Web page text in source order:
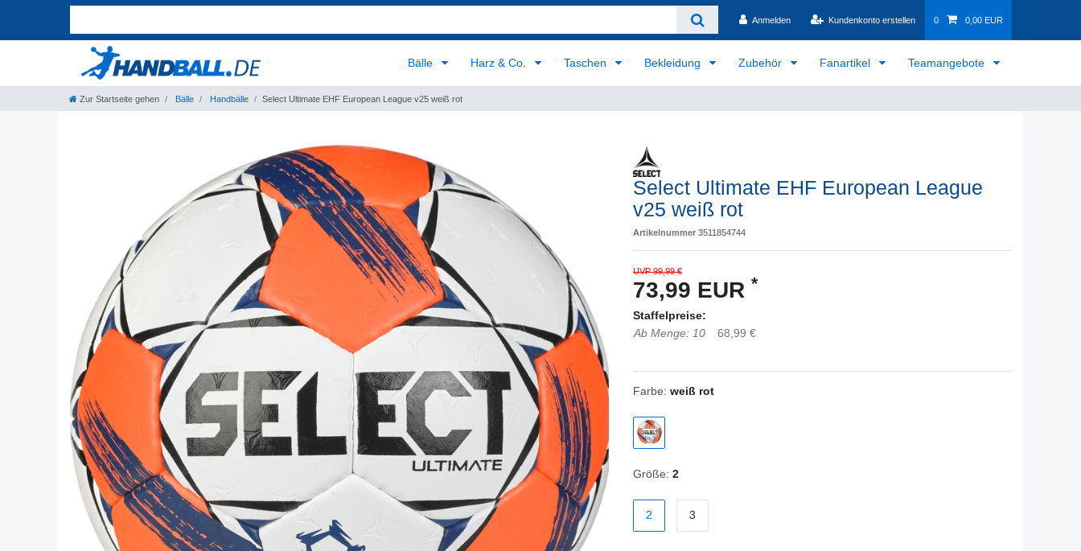
Anmelden Kundenkonto erstellen 0 0,00 EUR
Bälle Harz & Co. Taschen Bekleidung Zubehör Fanartikel Teamangebote
Zur Startseite gehen Bälle Handbälle Select Ultimate EHF European League v25 weiß rot
Select Ultimate EHF European League
v25 weiß rot
Artikelnummer 3511854744
UVP 99,99 €
73,99 EUR *
Staffelpreise:
Ab Menge: 10
68,99 €
Farbe: weiß rot
Größe: 2
2 3